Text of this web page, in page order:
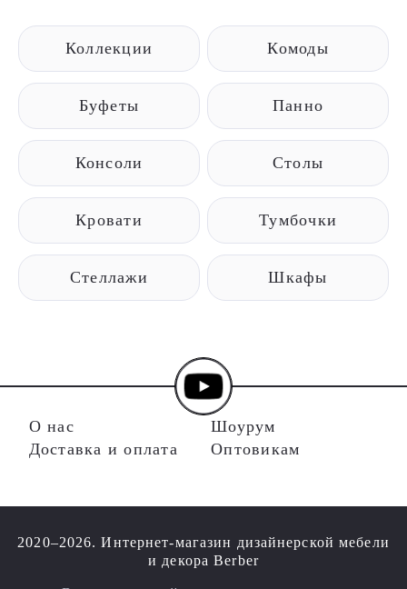
Коллекции Комоды
Буфеты Панно
Консоли Столы
Кровати Тумбочки
Стеллажи Шкафы
О нас
Доставка и оплата
Шоурум
Оптовикам
2020–2026. Интернет-магазин дизайнерской мебели
и декора Berber